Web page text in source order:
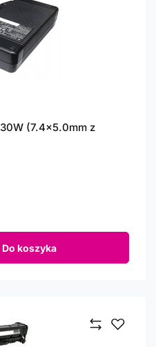
(7.4x5.0mm z
Do koszyka